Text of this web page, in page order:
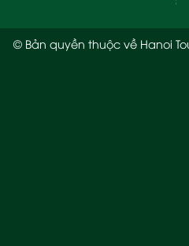
© Bản quyền thuộc về Hanoi